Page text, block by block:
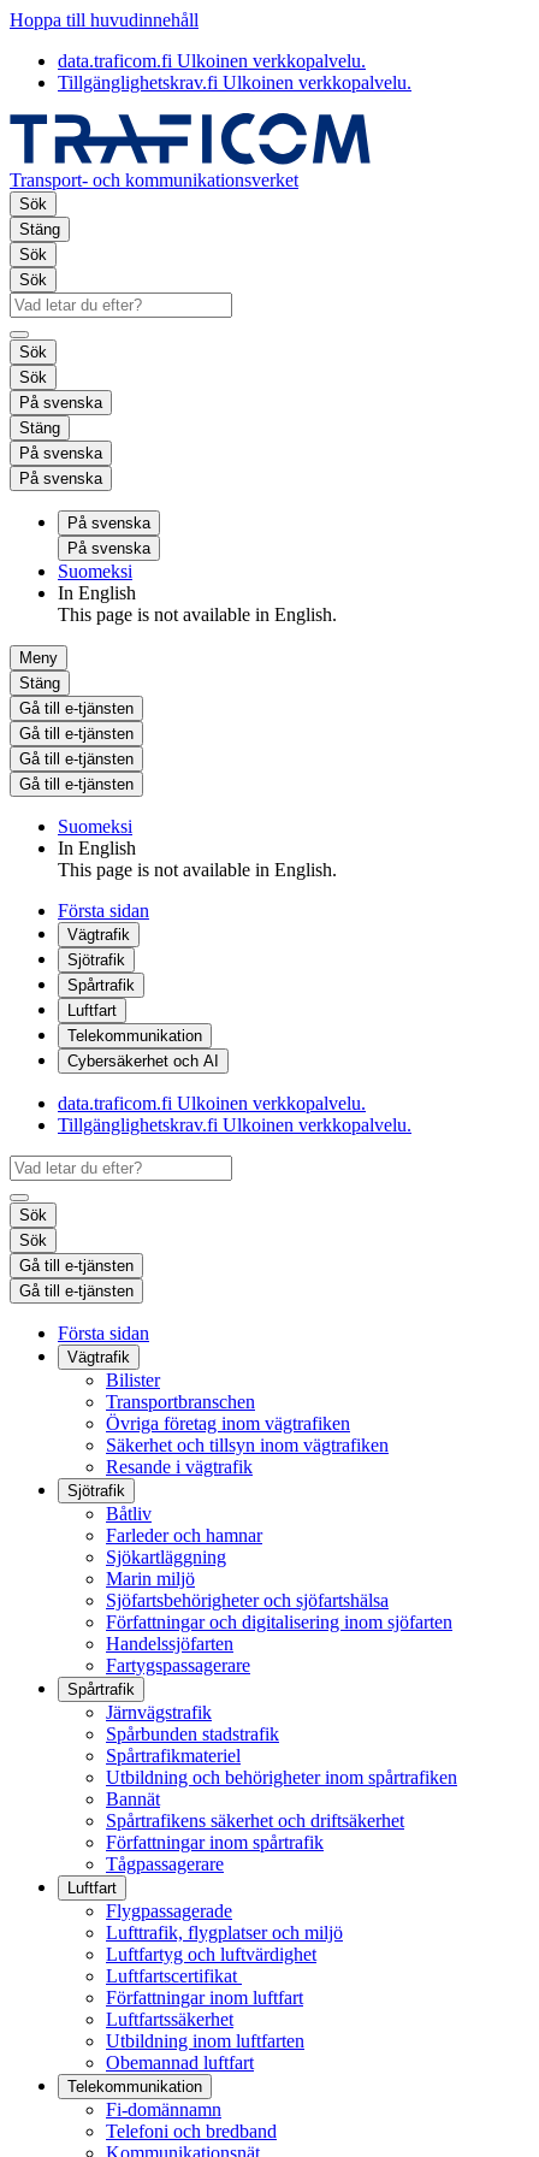
Hoppa till huvudinnehåll
data.traficom.fi Ulkoinen verkkopalvelu.
Tillgänglighetskrav.fi Ulkoinen verkkopalvelu.
Transport- och kommunikationsverket
Sök
Stäng
Sök
Sök
Sök
Sök
På svenska
Stäng
På svenska
På svenska
På svenska
På svenska
Suomeksi
In English
This page is not available in English.
Meny
Stäng
Gå till e-tjänsten
Gå till e-tjänsten
Gå till e-tjänsten
Gå till e-tjänsten
Suomeksi
In English
This page is not available in English.
Första sidan
Vägtrafik
Sjötrafik
Spårtrafik
Luftfart
Telekommunikation
Cybersäkerhet och AI
data.traficom.fi Ulkoinen verkkopalvelu.
Tillgänglighetskrav.fi Ulkoinen verkkopalvelu.
Sök
Sök
Gå till e-tjänsten
Gå till e-tjänsten
Första sidan
Vägtrafik
Bilister
Transportbranschen
Övriga företag inom vägtrafiken
Säkerhet och tillsyn inom vägtrafiken
Resande i vägtrafik
Sjötrafik
Båtliv
Farleder och hamnar
Sjökartläggning
Marin miljö
Sjöfartsbehörigheter och sjöfartshälsa
Författningar och digitalisering inom sjöfarten
Handelssjöfarten
Fartygspassagerare
Spårtrafik
Järnvägstrafik
Spårbunden stadstrafik
Spårtrafikmateriel
Utbildning och behörigheter inom spårtrafiken
Bannät
Spårtrafikens säkerhet och driftsäkerhet
Författningar inom spårtrafik
Tågpassagerare
Luftfart
Flygpassagerade
Lufttrafik, flygplatser och miljö
Luftfartyg och luftvärdighet
Luftfartscertifikat
Författningar inom luftfart
Luftfartssäkerhet
Utbildning inom luftfarten
Obemannad luftfart
Telekommunikation
Fi-domännamn
Telefoni och bredband
Kommunikationsnät